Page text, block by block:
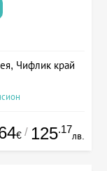
Чифлик край
€ / 125.17
лв.